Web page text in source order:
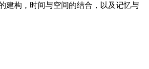
建构，时间与空间的结合，以及记忆与